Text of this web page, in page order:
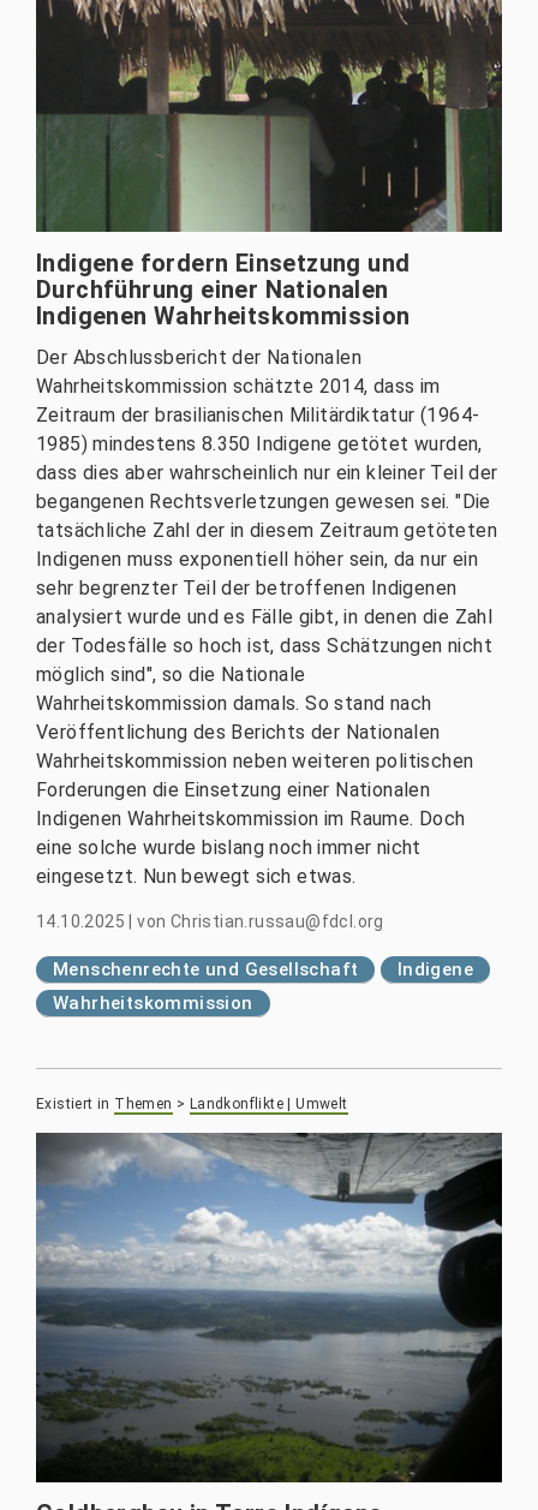
Indigene fordern Einsetzung und
Durchführung einer Nationalen
Indigenen Wahrheitskommission
Der Abschlussbericht der Nationalen
Wahrheitskommission schätzte 2014, dass im
Zeitraum der brasilianischen Militärdiktatur (1964-
1985) mindestens 8.350 Indigene getötet wurden,
dass dies aber wahrscheinlich nur ein kleiner Teil der
begangenen Rechtsverletzungen gewesen sei. "Die
tatsächliche Zahl der in diesem Zeitraum getöteten
Indigenen muss exponentiell höher sein, da nur ein
sehr begrenzter Teil der betroffenen Indigenen
analysiert wurde und es Fälle gibt, in denen die Zahl
der Todesfälle so hoch ist, dass Schätzungen nicht
möglich sind", so die Nationale
Wahrheitskommission damals. So stand nach
Veröffentlichung des Berichts der Nationalen
Wahrheitskommission neben weiteren politischen
Forderungen die Einsetzung einer Nationalen
Indigenen Wahrheitskommission im Raume. Doch
eine solche wurde bislang noch immer nicht
eingesetzt. Nun bewegt sich etwas.
14.10.2025 |von Christian.russau@fdcl.org
Menschenrechte und Gesellschaft
Indigene
Wahrheitskommission
Existiert in Themen > Landkonflikte | Umwelt